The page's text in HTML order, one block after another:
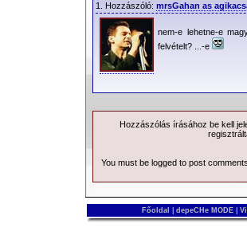
1. Hozzászóló: mrsGahan as
nem-e lehetne-e
felvételt? ...-e
Hozzászólás írásához be kell
You must be logged to post
Főoldal depeCHe MODE